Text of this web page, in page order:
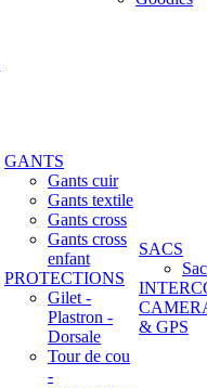
GANTS
Gants cuir
Gants textile
Gants cross
Gants cross
enfant
PROTECTIONS
Gilet -
Plastron -
Dorsale
Tour de cou
-
SACS
& GPS